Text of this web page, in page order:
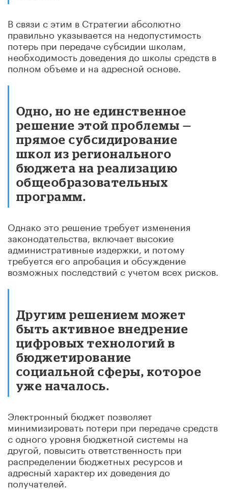
В связи с этим в Стратегии абсолютно
правильно указывается на недопустимость
потерь при передаче субсидии школам,
необходимость доведения до школы средств в
полном объеме и на адресной основе.
Одно, но не единственное
решение этой проблемы —
прямое субсидирование
школ из регионального
бюджета на реализацию
общеобразовательных
программ.
Однако это решение требует изменения
законодательства, включает высокие
административные издержки, и потому
требуется его апробация и обсуждение
возможных последствий с учетом всех рисков.
Другим решением может
быть активное внедрение
цифровых технологий в
бюджетирование
социальной сферы, которое
уже началось.
Электронный бюджет позволяет
минимизировать потери при передаче средств
с одного уровня бюджетной системы на
другой, повысить ответственность при
распределении бюджетных ресурсов и
адресный характер их доведения до
получателей.